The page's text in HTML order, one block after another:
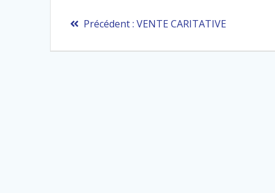
Précédent : Article
:
VENTE CARITATIVE